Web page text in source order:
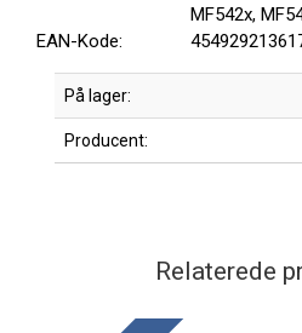
MF542x,
EAN-Kode:
På lager:
Producent:
Relaterede